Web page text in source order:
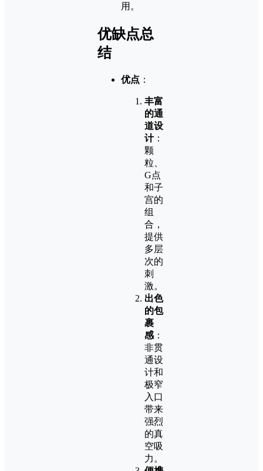
用。
优缺点总
结
优点 ：
丰富
的通
道设
计：
颗
粒、
G点
和子
宫的
组
合，
提供
多层
次的
刺
激。
出色
的包
裹
感 ：
非贯
通设
计和
极窄
入口
带来
强烈
的真
空吸
力。